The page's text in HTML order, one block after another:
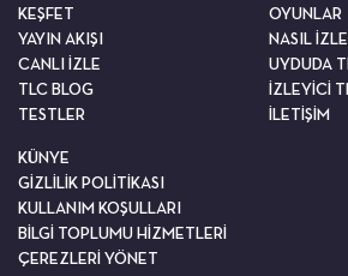
KEŞFET
YAYIN AKIŞI
CANLI İZLE
TLC BLOG
TESTLER
OYUNLAR
NASIL
UYDUDA
İZLEYİCİ
İLETİŞİM
KÜNYE
GİZLİLİK POLİTİKASI
KULLANIM KOŞULLARI
BİLGİ TOPLUMU HİZMETLERİ
ÇEREZLERİ YÖNET